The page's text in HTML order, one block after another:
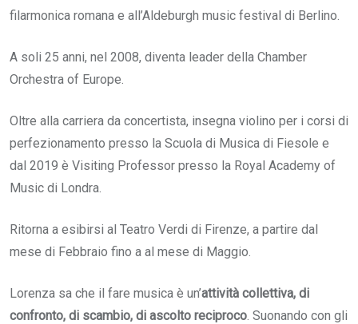
filarmonica romana e all’Aldeburgh music festival di Berlino.
A soli 25 anni, nel 2008, diventa leader della Chamber
Orchestra of Europe.
Oltre alla carriera da concertista, insegna violino per i corsi di
perfezionamento presso la Scuola di Musica di Fiesole e
dal 2019 è Visiting Professor presso la Royal Academy of
Music di Londra.
Ritorna a esibirsi al Teatro Verdi di Firenze, a partire dal
mese di Febbraio fino a al mese di Maggio.
Lorenza sa che il fare musica è un’attività collettiva, di
confronto, di scambio, di ascolto reciproco . Suonando con gli